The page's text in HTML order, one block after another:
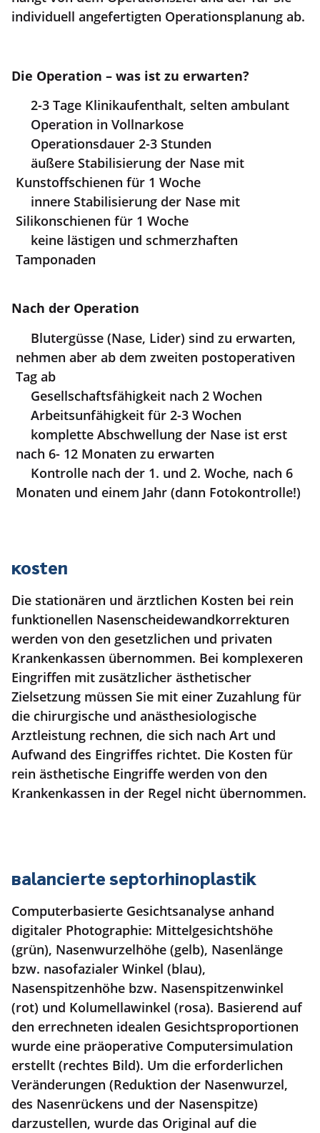
individuell angefertigten Operationsplanung ab.
Die Operation – was ist zu erwarten?
2-3 Tage Klinikaufenthalt, selten ambulant
Operation in Vollnarkose
Operationsdauer 2-3 Stunden
äußere Stabilisierung der Nase mit
Kunstoffschienen für 1 Woche
innere Stabilisierung der Nase mit
Silikonschienen für 1 Woche
keine lästigen und schmerzhaften
Tamponaden
Nach der Operation
Blutergüsse (Nase, Lider) sind zu erwarten,
nehmen aber ab dem zweiten postoperativen
Tag ab
Gesellschaftsfähigkeit nach 2 Wochen
Arbeitsunfähigkeit für 2-3 Wochen
komplette Abschwellung der Nase ist erst
nach 6- 12 Monaten zu erwarten
Kontrolle nach der 1. und 2. Woche, nach 6
Monaten und einem Jahr (dann Fotokontrolle!)
Kosten
Die stationären und ärztlichen Kosten bei rein
funktionellen Nasenscheidewandkorrekturen
werden von den gesetzlichen und privaten
Krankenkassen übernommen. Bei komplexeren
Eingriffen mit zusätzlicher ästhetischer
Zielsetzung müssen Sie mit einer Zuzahlung für
die chirurgische und anästhesiologische
Arztleistung rechnen, die sich nach Art und
Aufwand des Eingriffes richtet. Die Kosten für
rein ästhetische Eingriffe werden von den
Krankenkassen in der Regel nicht übernommen.
Balancierte Septorhinoplastik
Computerbasierte Gesichtsanalyse anhand
digitaler Photographie: Mittelgesichtshöhe
(grün), Nasenwurzelhöhe (gelb), Nasenlänge
bzw. nasofazialer Winkel (blau),
Nasenspitzenhöhe bzw. Nasenspitzenwinkel
(rot) und Kolumellawinkel (rosa). Basierend auf
den errechneten idealen Gesichtsproportionen
wurde eine präoperative Computersimulation
erstellt (rechtes Bild). Um die erforderlichen
Veränderungen (Reduktion der Nasenwurzel,
des Nasenrückens und der Nasenspitze)
darzustellen, wurde das Original auf die